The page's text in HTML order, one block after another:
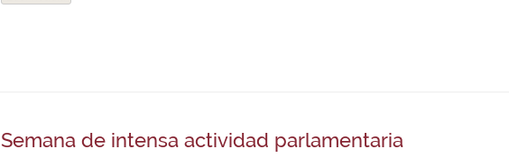
Semana de intensa actividad parlamentaria